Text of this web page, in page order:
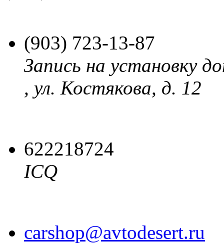
(903) 723-13-87
Запись на установку
, ул. Костякова, д. 12
622218724
ICQ
carshop@avtodesert.ru